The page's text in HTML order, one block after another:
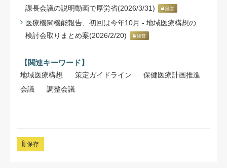
課長会議の説明動画で厚労省(2026/3/31)
経営
医療機関機能報告、初回は今年10月 - 地域医療構想の
検討会取りまとめ案(2026/2/20)
経営
【関連キーワード】
地域医療構想 策定ガイドライン
保健医療計画推進
会議
調整会議
保存